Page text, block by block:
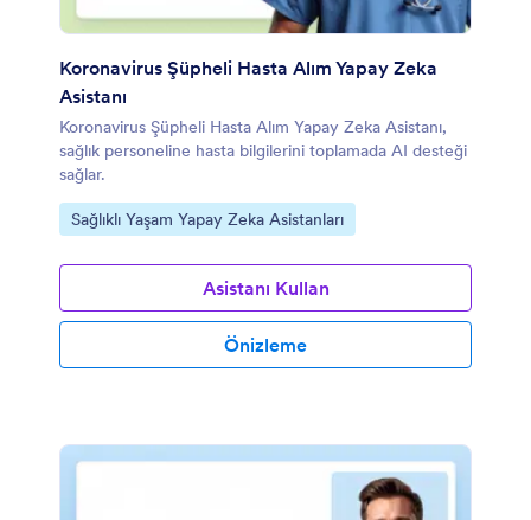
Koronavirus Şüpheli Hasta Alım Yapay Zeka
Asistanı
Koronavirus Şüpheli Hasta Alım Yapay Zeka Asistanı,
sağlık personeline hasta bilgilerini toplamada AI desteği
sağlar.
Kategoriye git:
Sağlıklı Yaşam Yapay Zeka Asistanları
Asistanı Kullan
Önizleme